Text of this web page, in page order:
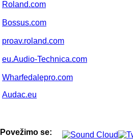
Roland.com
Bossus.com
proav.roland.com
eu.Audio-Technica.com
Wharfedalepro.com
Audac.eu
Povežimo se: